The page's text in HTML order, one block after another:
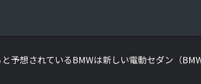
予想されているBMWは新しい電動セダン（